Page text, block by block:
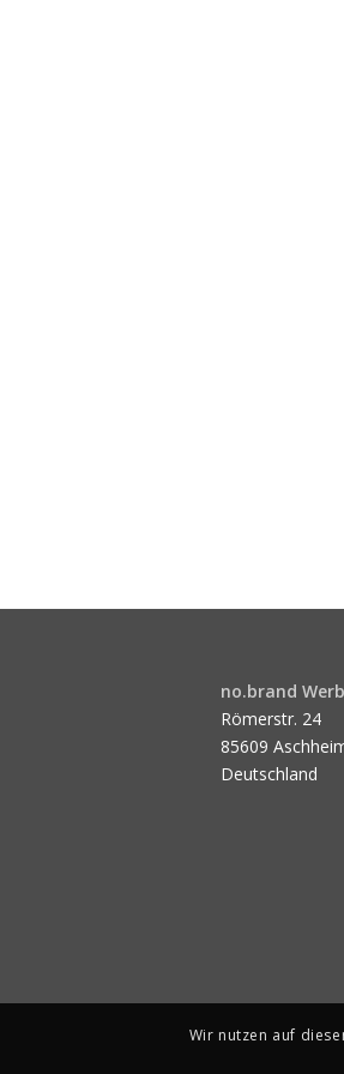
no.brand
Römerstr. 24
85609
Deutschland
Wir nutzen auf